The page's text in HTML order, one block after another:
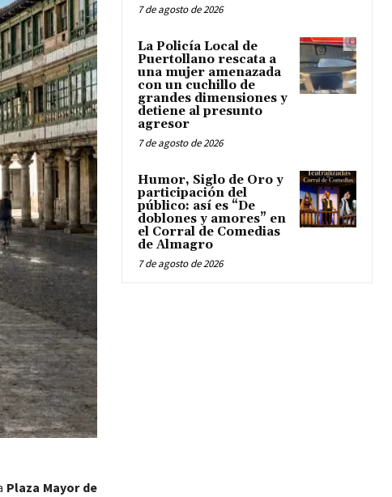
Plaza Mayor de
7 de agosto de 2026
La Policía Local de
Puertollano rescata a
una mujer amenazada
con un cuchillo de
grandes dimensiones y
detiene al presunto
agresor
7 de agosto de 2026
Humor, Siglo de Oro y
participación del
público: así es “De
doblones y amores” en
el Corral de Comedias
de Almagro
7 de agosto de 2026